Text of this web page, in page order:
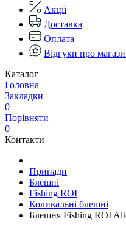
Акції
Доставка
Оплата
Відгуки про
Каталог
Головна
Закладки
0
Порівняти
0
Контакти
Принади
Блешні
Fishing ROI
Коливальні блешні
Блешня Fishing ROI